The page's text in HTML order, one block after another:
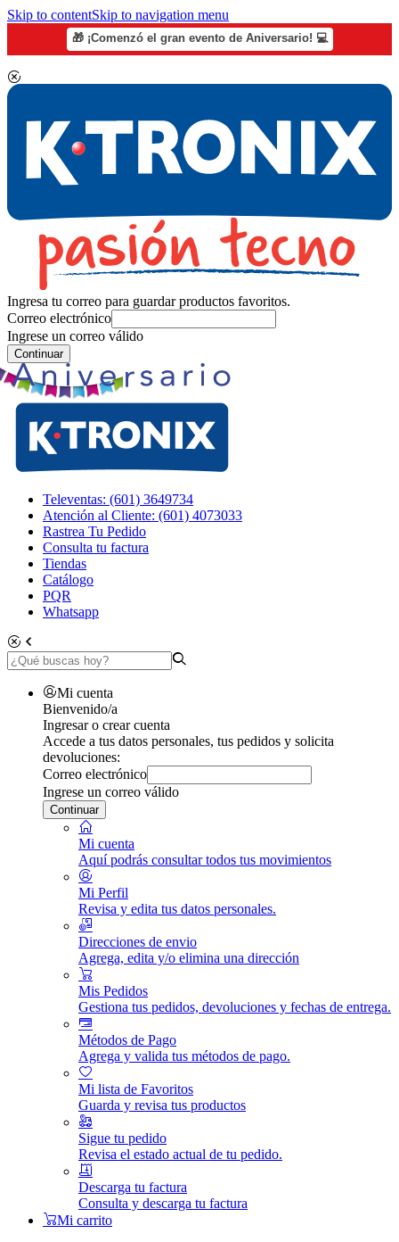
Skip to contentSkip to navigation menu
🎁 ¡Comenzó el gran evento de Aniversario! 💻
Ingresa tu correo para guardar productos favoritos.
Correo electrónico
Ingrese un correo válido
Continuar
Televentas: (601) 3649734
Atención al Cliente: (601) 4073033
Rastrea Tu Pedido
Consulta tu factura
Tiendas
Catálogo
PQR
Whatsapp
Mi cuenta
Bienvenido/a
Ingresar o crear cuenta
Accede a tus datos personales, tus pedidos y solicita
devoluciones:
Correo electrónico
Ingrese un correo válido
Continuar
Mi cuenta
Aquí podrás consultar todos tus movimientos
Mi Perfil
Revisa y edita tus datos personales.
Direcciones de envio
Agrega, edita y/o elimina una dirección
Mis Pedidos
Gestiona tus pedidos, devoluciones y fechas de entrega.
Métodos de Pago
Agrega y valida tus métodos de pago.
Mi lista de Favoritos
Guarda y revisa tus productos
Sigue tu pedido
Revisa el estado actual de tu pedido.
Descarga tu factura
Consulta y descarga tu factura
Mi carrito